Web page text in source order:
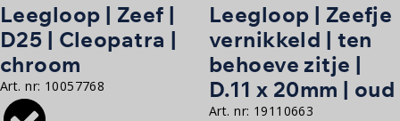
Leegloop | Zeef |
D25 | Cleopatra |
chroom
Art. nr: 10057768
Leegloop | Zeefje
vernikkeld | ten
behoeve zitje |
D.11 x 20mm | oud
Art. nr: 19110663